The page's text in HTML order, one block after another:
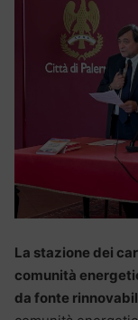
La stazione dei
comunità
da fonte